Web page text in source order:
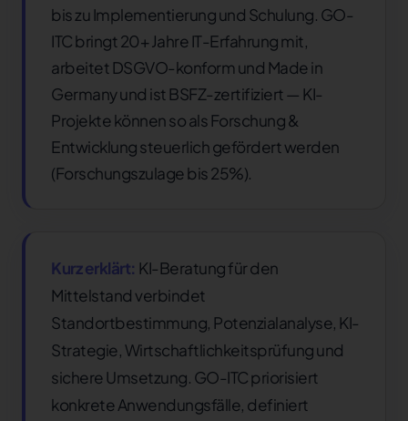
bis zu Implementierung und Schulung. GO-
ITC bringt 20+ Jahre IT-Erfahrung mit,
arbeitet DSGVO-konform und Made in
Germany und ist BSFZ-zertifiziert — KI-
Projekte können so als Forschung &
Entwicklung steuerlich gefördert werden
(Forschungszulage bis 25%).
Kurz erklärt: KI-Beratung für den
Mittelstand verbindet
Standortbestimmung, Potenzialanalyse, KI-
Strategie, Wirtschaftlichkeitsprüfung und
sichere Umsetzung. GO-ITC priorisiert
konkrete Anwendungsfälle, definiert